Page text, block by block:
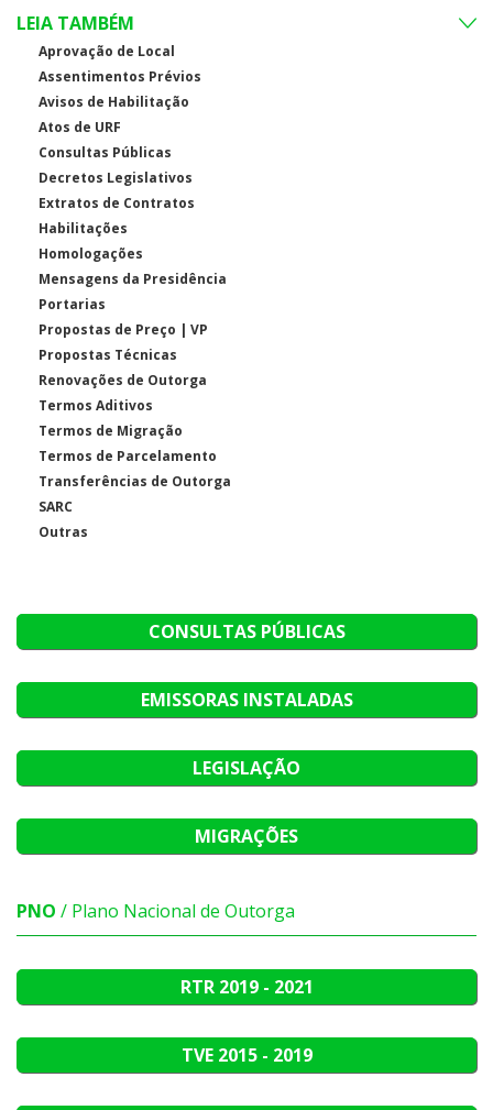
LEIA TAMBÉM
Aprovação de Local
Assentimentos Prévios
Avisos de Habilitação
Atos de URF
Consultas Públicas
Decretos Legislativos
Extratos de Contratos
Habilitações
Homologações
Mensagens da Presidência
Portarias
Propostas de Preço | VP
Propostas Técnicas
Renovações de Outorga
Termos Aditivos
Termos de Migração
Termos de Parcelamento
Transferências de Outorga
SARC
Outras
CONSULTAS PÚBLICAS
EMISSORAS INSTALADAS
LEGISLAÇÃO
MIGRAÇÕES
PNO / Plano Nacional de Outorga
RTR 2019 - 2021
TVE 2015 - 2019